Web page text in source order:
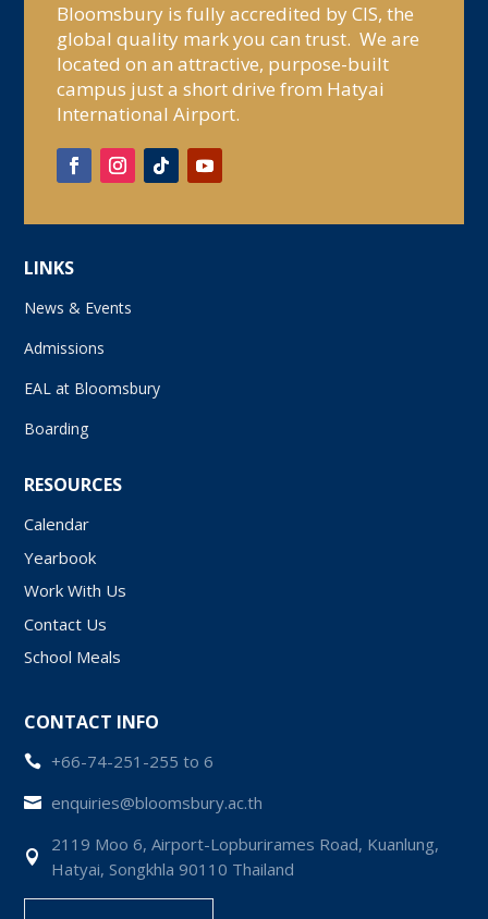
Bloomsbury is fully accredited by CIS, the
global quality mark you can trust. We are
located on an attractive, purpose-built
campus just a short drive from Hatyai
International Airport.
LINKS
News & Events
Admissions
EAL at Bloomsbury
Boarding
RESOURCES
Calendar
Yearbook
Work With Us
Contact Us
School Meals
CONTACT INFO
 +66-74-251-255 to 6
 enquiries@bloomsbury.ac.th

2119 Moo 6, Airport-Lopburirames Road, Kuanlung,
Hatyai, Songkhla 90110 Thailand